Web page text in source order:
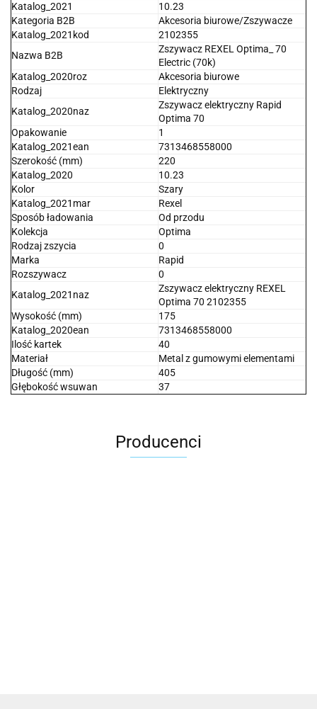
Katalog_2021
10.23
Kategoria B2B
Akcesoria biurowe/Zszywacze
Katalog_2021kod
2102355
Nazwa B2B
Zszywacz REXEL Optima_ 70
Electric (70k)
Katalog_2020roz
Akcesoria biurowe
Rodzaj
Elektryczny
Katalog_2020naz
Zszywacz elektryczny Rapid
Optima 70
Opakowanie
1
Katalog_2021ean
7313468558000
Szerokość (mm)
220
Katalog_2020
10.23
Kolor
Szary
Katalog_2021mar
Rexel
Sposób ładowania
Od przodu
Kolekcja
Optima
Rodzaj zszycia
0
Marka
Rapid
Rozszywacz
0
Katalog_2021naz
Zszywacz elektryczny REXEL
Optima 70 2102355
Wysokość (mm)
175
Katalog_2020ean
7313468558000
Ilość kartek
40
Materiał
Metal z gumowymi elementami
Długość (mm)
405
Głębokość wsuwan
37
Producenci